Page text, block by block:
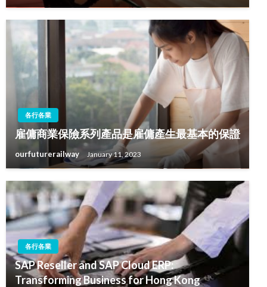
各行各業
雇傭商業保險系列產品是雇傭產生最基本的保證
ourfuturerailway January 11, 2023
各行各業
SAP Reseller and SAP Cloud ERP:
Transforming Business for Hong Kong